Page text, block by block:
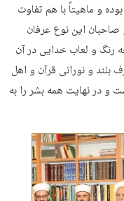
و ماهیتاً با هم تفاوت
این نوع عرفان
رنگ و لعاب خدایی در آن
بلند و نورانی قرآن و اهل
در نهایت همه بشر را به